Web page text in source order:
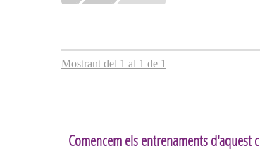
Mostrant del 1 al 1 de 1
Comencem els entrenaments d'aquest